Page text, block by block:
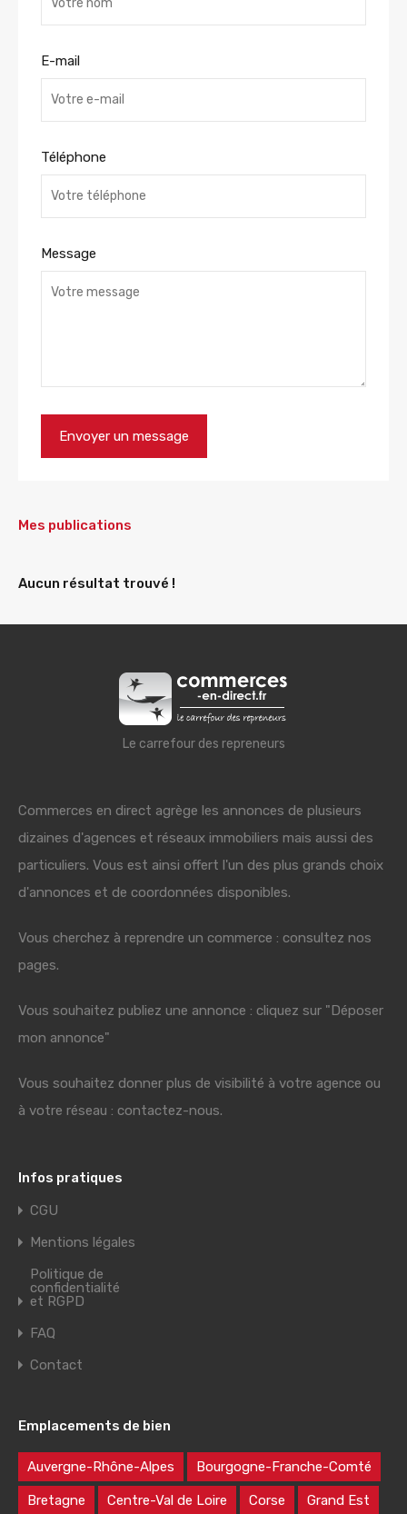
E-mail
Téléphone
Message
Mes publications
Aucun résultat trouvé !
Le carrefour des repreneurs
Commerces en direct agrège les annonces de plusieurs
dizaines d'agences et réseaux immobiliers mais aussi des
particuliers. Vous est ainsi offert l'un des plus grands choix
d'annonces et de coordonnées disponibles.
Vous cherchez à reprendre un commerce : consultez nos
pages.
Vous souhaitez publiez une annonce : cliquez sur "Déposer
mon annonce"
Vous souhaitez donner plus de visibilité à votre agence ou
à votre réseau : contactez-nous.
Infos pratiques
CGU
Mentions légales
Politique de
confidentialité
et RGPD
FAQ
Contact
Emplacements de bien
Auvergne-Rhône-Alpes Bourgogne-Franche-Comté
Bretagne Centre-Val de Loire Corse Grand Est